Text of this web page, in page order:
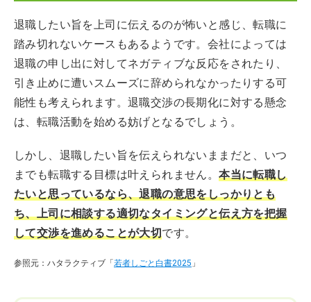
退職したい旨を上司に伝えるのが怖いと感じ、転職に
踏み切れないケースもあるようです。会社によっては
退職の申し出に対してネガティブな反応をされたり、
引き止めに遭いスムーズに辞められなかったりする可
能性も考えられます。退職交渉の長期化に対する懸念
は、転職活動を始める妨げとなるでしょう。
しかし、退職したい旨を伝えられないままだと、いつ
までも転職する目標は叶えられません。本当に転職し
たいと思っているなら、退職の意思をしっかりとも
ち、上司に相談する適切なタイミングと伝え方を把握
して交渉を進めることが大切です。
参照元：ハタラクティブ「 若者しごと白書2025 」